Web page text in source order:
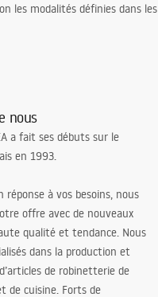
les modalités définies dans les
nous
a fait ses débuts sur le
en 1993.
réponse à vos besoins, nous
offre avec de nouveaux
qualité et tendance. Nous
dans la production et
de robinetterie de
de cuisine. Forts de